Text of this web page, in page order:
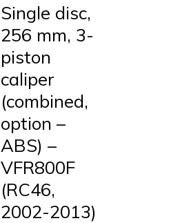
Single disc,
256 mm, 3-
piston
caliper
(combined,
option –
ABS) –
VFR800F
(RC46,
2002-2013)